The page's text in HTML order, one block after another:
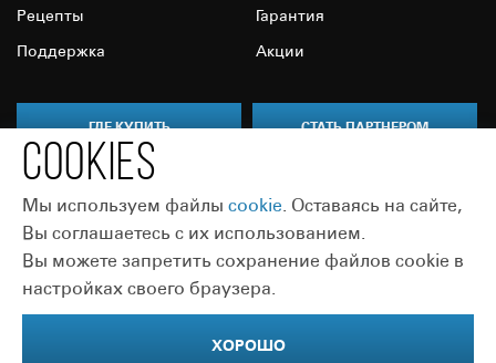
Рецепты Гарантия
Поддержка Акции
ГДЕ КУПИТЬ СТАТЬ ПАРТНЕРОМ
Присоединяйтесь:
2012-2026 powered by EURO-GRILL | Условия конфиденциальности
COOKIES
Мы используем файлы сookie. Оставаясь на сайте,
Вы соглашаетесь с их использованием.
Вы можете запретить сохранение файлов cookie в
настройках своего браузера.
ХОРОШО